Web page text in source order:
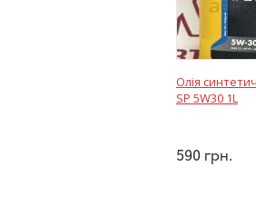
Олія
SP 5W30 1L
590 грн.